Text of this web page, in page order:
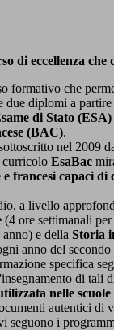
di eccellenza che
formativo che
due diplomi a
di Stato (ESA)
(BAC).
nel 2009
curricolo EsaBac
francesi capaci di
a livello
(4 ore settimanali
e della Storia
anno del
specifica
di tali
nelle
autentici di
seguono i